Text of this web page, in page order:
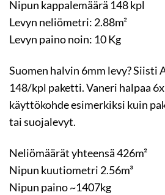
Nipun kappalemäärä 148 kpl
Levyn neliömetri: 2.88m²
Levyn paino noin: 10 Kg
Suomen halvin 6mm levy? Siisti
148/kpl paketti. Vaneri halpaa
käyttökohde esimerkiksi kuin
tai suojalevyt.
Neliömäärät yhteensä 426m²
Nipun kuutiometri 2.56m³
Nipun paino ~1407kg